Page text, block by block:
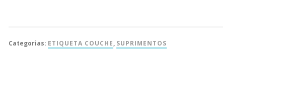
Categorias: ETIQUETA COUCHE, SUPRIMENTOS